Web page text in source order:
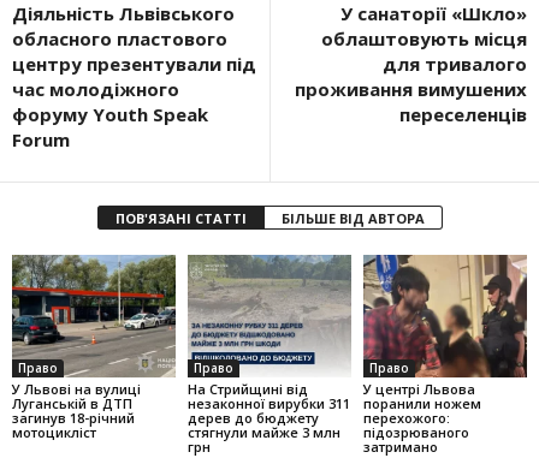
Діяльність Львівського
обласного пластового
центру презентували під
час молодіжного
форуму Youth Speak
Forum
У санаторії «Шкло»
облаштовують місця
для тривалого
проживання вимушених
переселенців
ПОВ'ЯЗАНІ СТАТТІ БІЛЬШЕ ВІД АВТОРА
Право
У Львові на вулиці
Луганській в ДТП
загинув 18-річний
мотоцикліст
Право
На Стрийщині від
незаконної вирубки 311
дерев до бюджету
стягнули майже 3 млн
грн
Право
У центрі Львова
поранили ножем
перехожого:
підозрюваного
затримано